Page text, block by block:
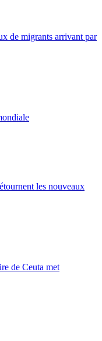
de migrants arrivant par
les nouveaux
de Ceuta met